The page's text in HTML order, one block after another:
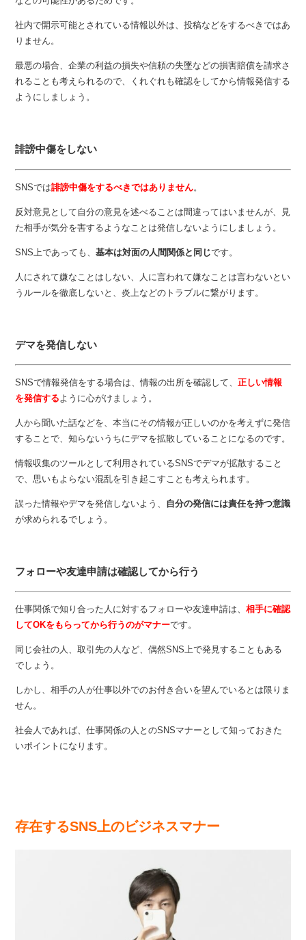
社内で開示可能とされている情報以外は、投稿などをするべきではあ
りません。
最悪の場合、企業の利益の損失や信頼の失墜などの損害賠償を請求さ
れることも考えられるので、くれぐれも確認をしてから情報発信する
ようにしましょう。
誹謗中傷をしない
SNSでは誹謗中傷をするべきではありません。
反対意見として自分の意見を述べることは間違ってはいませんが、見
た相手が気分を害するようなことは発信しないようにしましょう。
SNS上であっても、基本は対面の人間関係と同じです。
人にされて嫌なことはしない、人に言われて嫌なことは言わないとい
うルールを徹底しないと、炎上などのトラブルに繋がります。
デマを発信しない
SNSで情報発信をする場合は、情報の出所を確認して、正しい情報
を発信する ように心がけましょう。
人から聞いた話などを、本当にその情報が正しいのかを考えずに発信
することで、知らないうちにデマを拡散していることになるのです。
情報収集のツールとして利用されているSNSでデマが拡散すること
で、思いもよらない混乱を引き起こすことも考えられます。
誤った情報やデマを発信しないよう、 自分の発信には責任を持つ意識
が求められるでしょう。
フォローや友達申請は確認してから行う
仕事関係で知り合った人に対するフォローや友達申請は、相手に確認
してOKをもらってから行うのがマナーです。
同じ会社の人、取引先の人など、偶然SNS上で発見することもある
でしょう。
しかし、相手の人が仕事以外でのお付き合いを望んでいるとは限りま
せん。
社会人であれば、仕事関係の人とのSNSマナーとして知っておきた
いポイントになります。
存在するSNS上のビジネスマナー